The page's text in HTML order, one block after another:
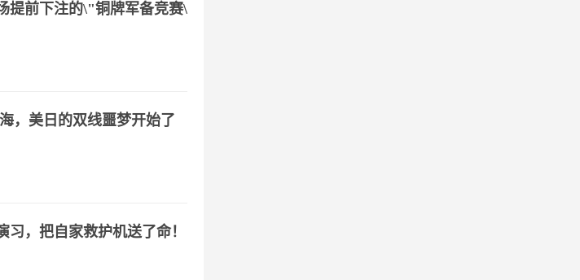
提前下注的\"铜牌军备竞赛\"
，美日的双线噩梦开始了
习，把自家救护机送了命！